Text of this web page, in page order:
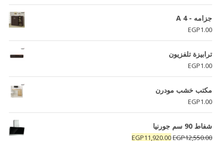
جزامه - A 4
EGP1.00
ترابيزة تلفزيون
EGP1.00
مكتب خشب مودرن
EGP1.00
شفاط 90 سم جورنيا
EGP12,550.00
السعر
EGP11,920.00
السعر